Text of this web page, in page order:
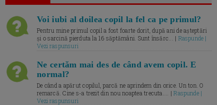
Voi iubi al doilea copil la fel ca pe primul?
Pentru mine primul copil a fost foarte dorit, după ani de așteptări
și o sarcină pierduta la 16 săptămâni. Sunt însărc... | Raspunde |
Vezi raspunsuri
Ne certăm mai des de când avem copil. E
normal?
De când a apărut copilul, parcă ne aprindem din orice. Un ton. O
remarcă. Cine s-a trezit din nou noaptea trecuta.... |Raspunde |
Vezi raspunsuri